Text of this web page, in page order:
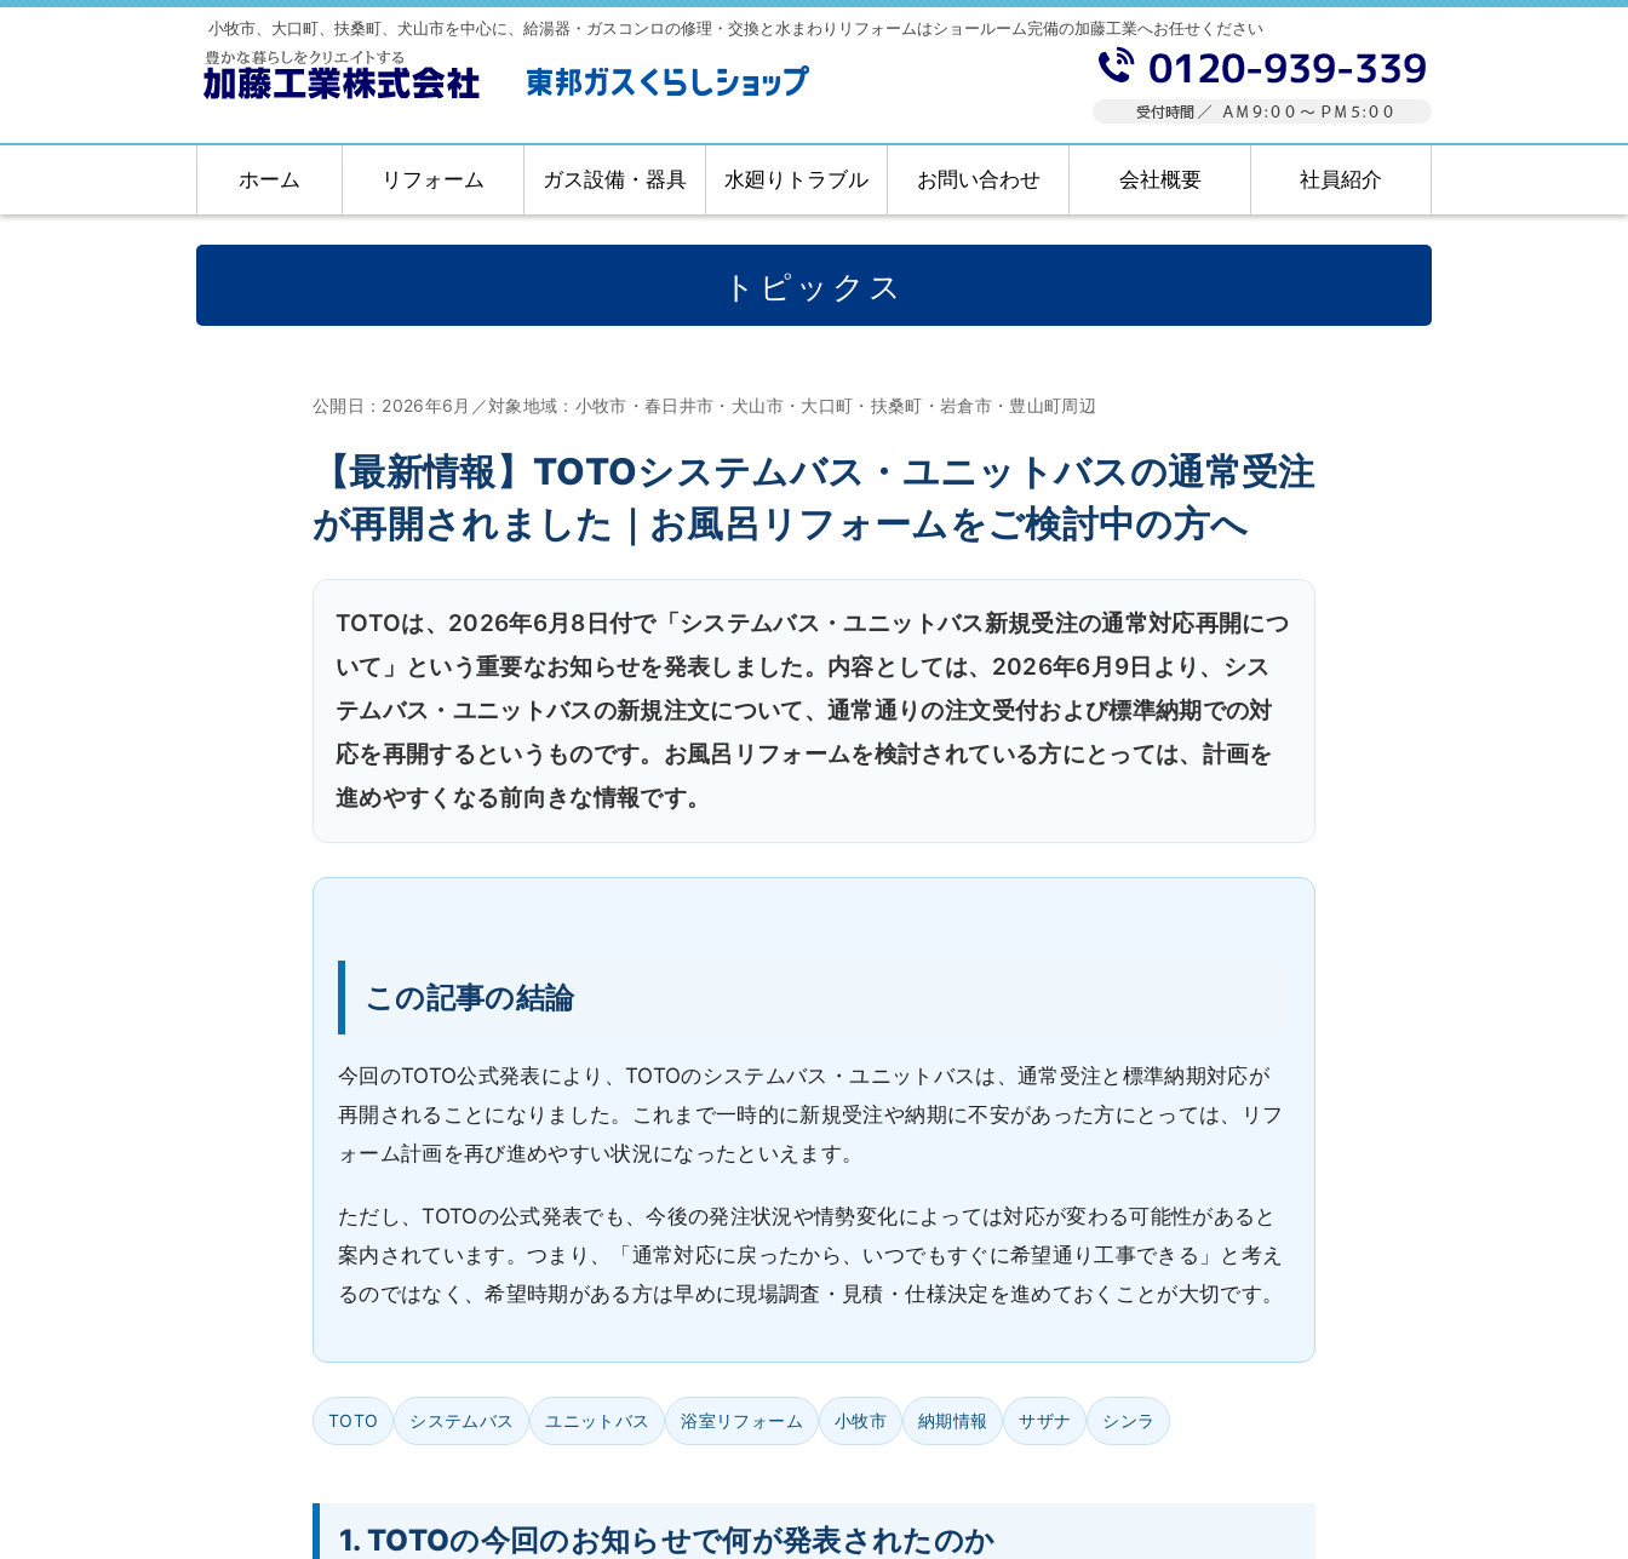
小牧市、大口町、扶桑町、犬山市を中心に、給湯器・ガスコンロの修理・交換と水まわりリフォームはショールーム完備の加藤工業へお任せください
ホーム リフォーム ガス設備・器具 水廻りトラブル お問い合わせ 会社概要 社員紹介
トピックス
公開日：2026年6月／対象地域：小牧市・春日井市・犬山市・大口町・扶桑町・岩倉市・豊山町周辺
【最新情報】TOTOシステムバス・ユニットバスの通常受注
が再開されました｜お風呂リフォームをご検討中の方へ
TOTOは、2026年6月8日付で「システムバス・ユニットバス新規受注の通常対応再開につ
いて」という重要なお知らせを発表しました。内容としては、2026年6月9日より、シス
テムバス・ユニットバスの新規注文について、通常通りの注文受付および標準納期での対
応を再開するというものです。お風呂リフォームを検討されている方にとっては、計画を
進めやすくなる前向きな情報です。
この記事の結論
今回のTOTO公式発表により、TOTOのシステムバス・ユニットバスは、通常受注と標準納期対応が
再開されることになりました。これまで一時的に新規受注や納期に不安があった方にとっては、リフ
ォーム計画を再び進めやすい状況になったといえます。
ただし、TOTOの公式発表でも、今後の発注状況や情勢変化によっては対応が変わる可能性があると
案内されています。つまり、「通常対応に戻ったから、いつでもすぐに希望通り工事できる」と考え
るのではなく、希望時期がある方は早めに現場調査・見積・仕様決定を進めておくことが大切です。
TOTO システムバス ユニットバス 浴室リフォーム 小牧市 納期情報 サザナ シンラ
1. TOTOの今回のお知らせで何が発表されたのか